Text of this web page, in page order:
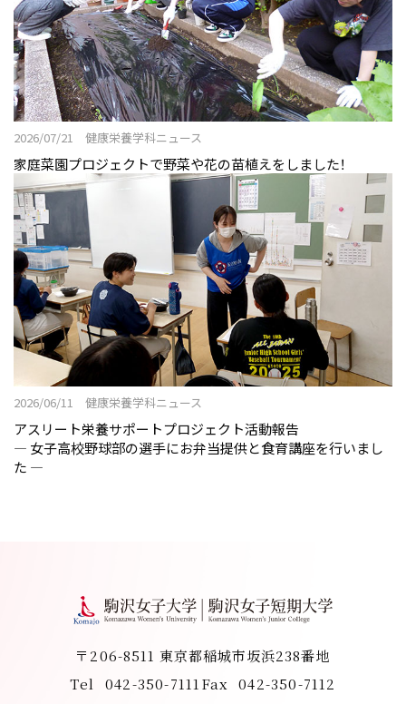
2026/07/21 健康栄養学科ニュース
家庭菜園プロジェクトで野菜や花の苗植えをしました！
2026/06/11 健康栄養学科ニュース
アスリート栄養サポートプロジェクト活動報告
― 女子高校野球部の選手にお弁当提供と食育講座を行いまし
た ―
〒206-8511 東京都稲城市坂浜238番地
Tel
042-350-7111 Fax 042-350-7112